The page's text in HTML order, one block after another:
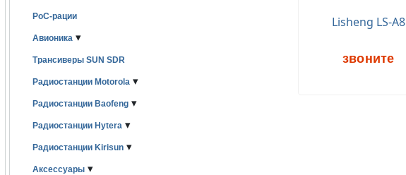
PoC-рации
Авионика ▾
Трансиверы SUN SDR
Радиостанции Motorola ▾
Радиостанции Baofeng ▾
Радиостанции Hytera ▾
Радиостанции Kirisun ▾
Аксессуары ▾
Lisheng LS-A8
звоните